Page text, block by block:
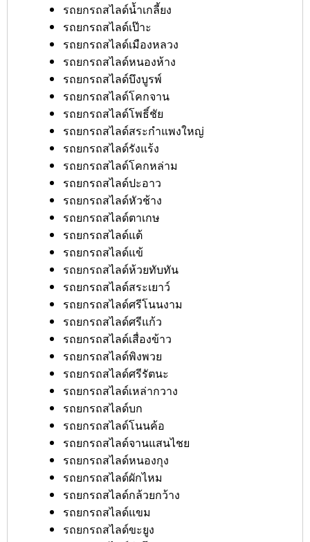
รถยกรถสไลด์น้ำเกลี้ยง
รถยกรถสไลด์เป๊าะ
รถยกรถสไลด์เมืองหลวง
รถยกรถสไลด์หนองห้าง
รถยกรถสไลด์บึงบูรพ์
รถยกรถสไลด์โคกจาน
รถยกรถสไลด์โพธิ์ชัย
รถยกรถสไลด์สระกำแพงใหญ่
รถยกรถสไลด์รังแร้ง
รถยกรถสไลด์โคกหล่าม
รถยกรถสไลด์ปะอาว
รถยกรถสไลด์หัวช้าง
รถยกรถสไลด์ตาเกษ
รถยกรถสไลด์แต้
รถยกรถสไลด์แข้
รถยกรถสไลด์ห้วยทับทัน
รถยกรถสไลด์สระเยาว์
รถยกรถสไลด์ศรีโนนงาม
รถยกรถสไลด์ศรีแก้ว
รถยกรถสไลด์เสื่องข้าว
รถยกรถสไลด์พิงพวย
รถยกรถสไลด์ศรีรัตนะ
รถยกรถสไลด์เหล่ากวาง
รถยกรถสไลด์บก
รถยกรถสไลด์โนนค้อ
รถยกรถสไลด์จานแสนไชย
รถยกรถสไลด์หนองกุง
รถยกรถสไลด์ผักไหม
รถยกรถสไลด์กล้วยกว้าง
รถยกรถสไลด์แขม
รถยกรถสไลด์ขะยูง